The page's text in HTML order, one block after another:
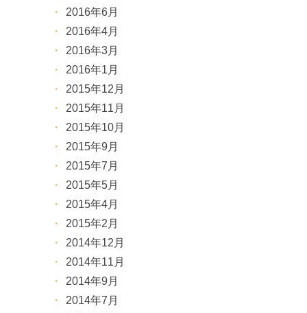
2016年6月
2016年4月
2016年3月
2016年1月
2015年12月
2015年11月
2015年10月
2015年9月
2015年7月
2015年5月
2015年4月
2015年2月
2014年12月
2014年11月
2014年9月
2014年7月